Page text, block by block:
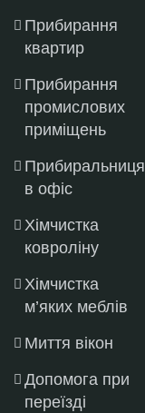
Прибирання
квартир
Прибирання
промислових
приміщень
Прибиральниця
в офіс
Хімчистка
ковроліну
Хімчистка
м’яких меблів
Миття вікон
Допомога при
переїзді